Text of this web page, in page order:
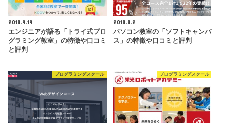
2018.9.19
エンジニアが語る「トライ式プロ
グラミング教室」の特徴や口コミ
と評判
2018.8.2
パソコン教室の「ソフトキャンパ
ス」の特徴や口コミと評判
プログラミングスクール プログラミングスクール